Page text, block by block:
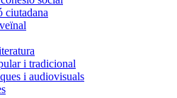
ciutadana
i tradicional
i audiovisuals